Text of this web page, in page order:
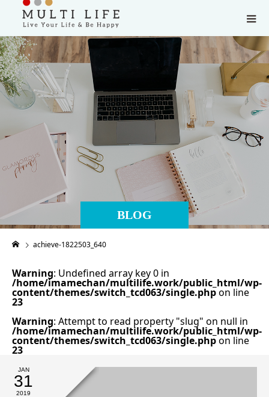
BLOG
achieve-1822503_640
Warning: Undefined array key 0 in
/home/imamechan/multilife.work/public_html/wp-
content/themes/switch_tcd063/single.phpon line
23
Warning: Attempt to read property "slug" on null in
/home/imamechan/multilife.work/public_html/wp-
content/themes/switch_tcd063/single.phpon line
23
JAN
31
2019